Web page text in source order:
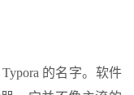
的名字。软件